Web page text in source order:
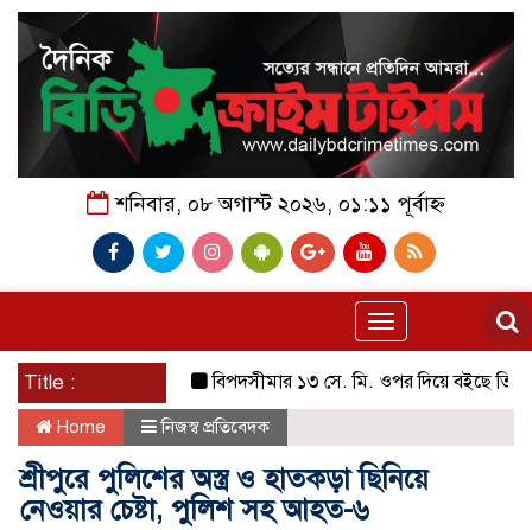
শনিবার, ০৮ অগাস্ট ২০২৬, ০১:১১ পূর্বাহ্ন
Toggle
navigation
Title : বিপদসীমার ১৩ সে. মি. ওপর দিয়ে বইছে তিস্তার পানি
Home নিজস্ব প্রতিবেদক
শ্রীপুরে পুলিশের অস্ত্র ও হাতকড়া ছিনিয়ে
নেওয়ার চেষ্টা, পুলিশ সহ আহত-৬